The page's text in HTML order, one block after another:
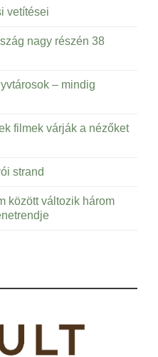
vetítései
nagy részén 38
– mindig
filmek várják a nézőket
strand
között változik három